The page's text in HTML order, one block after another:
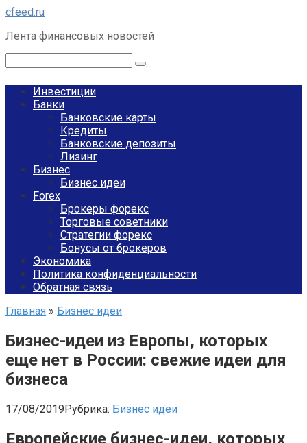
Перейти
контенту
cfeed.ru
Лента финансовых новостей
Инвестиции
Банки
Банковские карты
Кредиты
Банковские депозиты
Лизинг
Бизнес
Бизнес идеи
Forex
Брокеры форекс
Торговые советники
Стратегии форекс
Бонусы от брокеров
Экономика
Политика конфиденциальности
Обратная связь
Главная » Бизнес идеи
Бизнес-идеи из Европы, которых
еще нет в России: свежие идеи для
бизнеса
17/08/2019Рубрика: Бизнес идеи
Европейские бизнес-идеи, которых